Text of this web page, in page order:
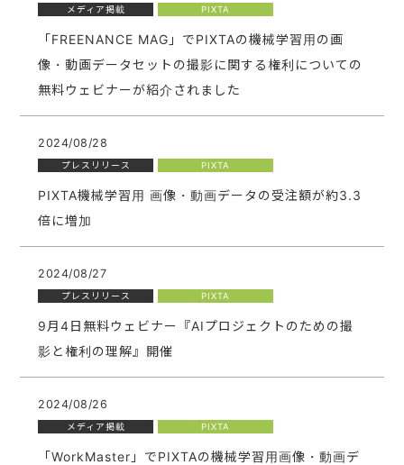
メディア掲載 PIXTA
「FREENANCE MAG」でPIXTAの機械学習用の画
像・動画データセットの撮影に関する権利についての
無料ウェビナーが紹介されました
2024/08/28
プレスリリース PIXTA
PIXTA機械学習用 画像・動画データの受注額が約3.3
倍に増加
2024/08/27
プレスリリース PIXTA
9月4日無料ウェビナー『AIプロジェクトのための撮
影と権利の理解』開催
2024/08/26
メディア掲載 PIXTA
「WorkMaster」でPIXTAの機械学習用画像・動画デ